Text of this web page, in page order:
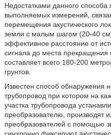
Недостатками данного
выполняемых измерений,
перемещения акустического
земли с малым шагом (20-40
эффективное расстояние от
сигнала до места прекращения
составляет всего 180-200
грунтов.
Известен способ обнаружения
трубопровод при котором на
участка трубопровода
преобразователю, производят
преобразователей с помощью